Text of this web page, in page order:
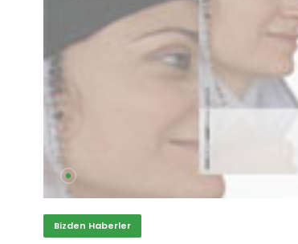
Bizden Haberler